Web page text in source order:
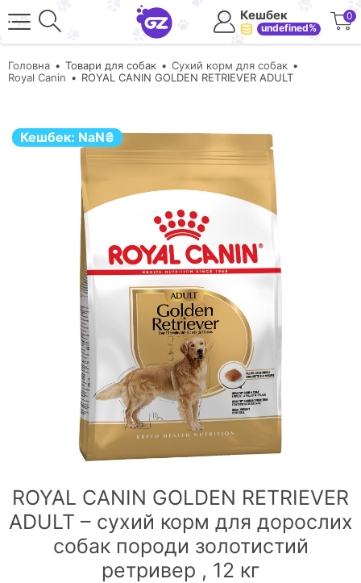
Кешбек
undefined%
0
Головна Товари для собак
Сухий корм для собак
Royal Canin
ROYAL CANIN GOLDEN RETRIEVER ADULT
Кешбек: NaN₴
ROYAL CANIN GOLDEN RETRIEVER
ADULT – сухий корм для дорослих
собак породи золотистий
ретривер , 12 кг